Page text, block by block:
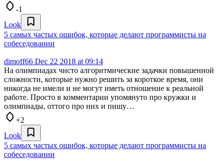
-1
Look
5 самых частых ошибок, которые делают программисты на
собеседовании
dimoff66 Dec 22 2018 at 09:14
На олимпиадах чисто алгоритмические задачки повышенной
сложности, которые нужно решить за короткое время, они
никогда не имели и не могут иметь отношение к реальной
работе. Просто в комментарии упомянуто про кружки и
олимпиады, оттого про них и пишу…
+2
Look
5 самых частых ошибок, которые делают программисты на
собеседовании